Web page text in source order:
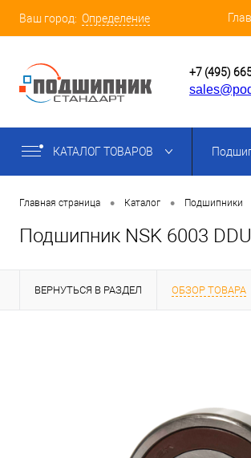
Ваш город: Определение
+7 (495)
КАТАЛОГ ТОВАРОВ
Главная страница • Каталог • Подшипники
Подшипник NSK 6003
ВЕРНУТЬСЯ В РАЗДЕЛ ОБЗОР ТОВАРА